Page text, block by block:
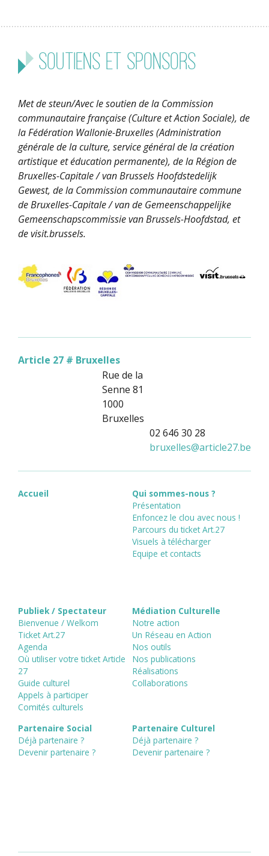
Soutiens et sponsors
Met de steun/Avec le soutien de la Commission
communautaire française (Culture et Action Sociale), de
la Fédération Wallonie-Bruxelles (Administration
générale de la culture, service général de la création
artistique et éducation permanente), de la Région de
Bruxelles-Capitale / van Brussels Hoofdstedelijk
Gewest, de la Commission communautaire commune
de Bruxelles-Capitale / van de Gemeenschappelijke
Gemeenschapscommissie van Brussels-Hoofdstad, et
de visit.brussels.
Article 27 # Bruxelles
Rue de la
Senne 81
1000
Bruxelles
02 646 30 28
bruxelles@article27.be
Accueil
Qui sommes-nous ?
Présentation
Enfoncez le clou avec nous !
Parcours du ticket Art.27
Visuels à télécharger
Equipe et contacts
Publiek / Spectateur
Bienvenue / Welkom
Ticket Art.27
Agenda
Où utiliser votre ticket Article
27
Guide culturel
Appels à participer
Comités culturels
Médiation Culturelle
Notre action
Un Réseau en Action
Nos outils
Nos publications
Réalisations
Collaborations
Partenaire Social
Déjà partenaire ?
Devenir partenaire ?
Partenaire Culturel
Déjà partenaire ?
Devenir partenaire ?